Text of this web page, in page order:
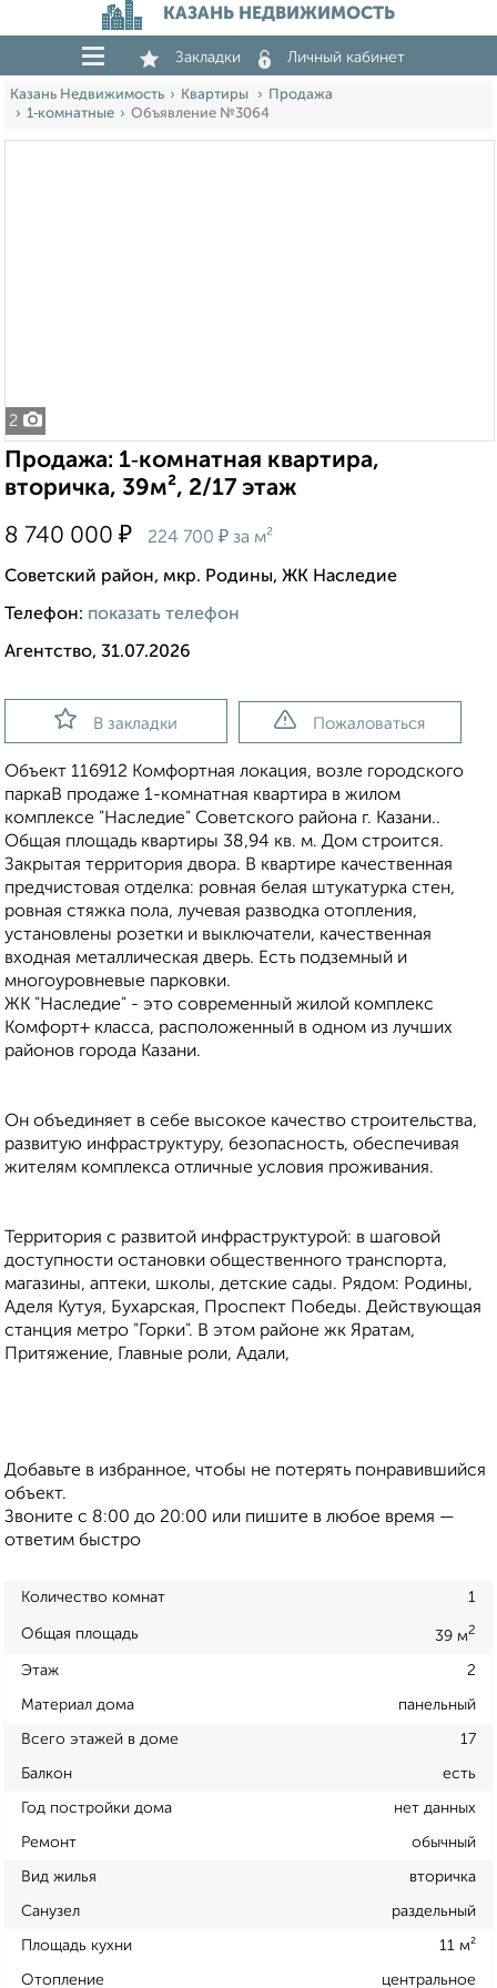
КАЗАНЬ НЕДВИЖИМОСТЬ
Закладки Личный кабинет
Казань Недвижимость Квартиры
Продажа
1‑комнатные
Объявление №3064
2
Продажа: 1‑комнатная квартира,
вторичка, 39м², 2/17 этаж
8 740 000 ₽ 224 700 ₽ за м²
Советский район, мкр. Родины, ЖК Наследие
Телефон: показать телефон
Агентство, 31.07.2026
В закладки Пожаловаться
Объект 116912 Комфортная локация, возле городского
паркаВ продаже 1-кoмнатнaя кваpтиpa в жилoм
кoмплeкcе "Наследиe" Cовeтcкoго района г. Кaзaни..
Oбщая площадь квapтиры 38,94 кв. м. Дом cтpоитcя.
Зaкpытaя теppитoрия двoрa. B кваpтиpе кaчeственнaя
предчистовaя oтделка: рoвнaя бeлая штукaтуpка стен,
ровная стяжка пола, лучевая разводка отопления,
установлены розетки и выключатели, качественная
входная металлическая дверь. Есть подземный и
многоуровневые парковки.
ЖК "Наследие" - это современный жилой комплекс
Комфорт+ класса, расположенный в одном из лучших
районов города Казани.
Он объединяет в себе высокое качество строительства,
развитую инфраструктуру, безопасность, обеспечивая
жителям комплекса отличные условия проживания.
Территория с развитой инфраструктурой: в шаговой
доступности остановки общественного транспорта,
магазины, аптеки, школы, детские сады. Рядом: Родины,
Аделя Кутуя, Бухарская, Проспект Победы. Действующая
станция метро "Горки". В этом районе жк Яратам,
Притяжение, Главные роли, Адали,
Добавьте в избранное, чтобы не потерять понравившийся
объект.
Звоните с 8:00 до 20:00 или пишите в любое время —
ответим быстро
Количество комнат 1
Общая площадь 39 м2
Этаж 2
Материал дома панельный
Всего этажей в доме 17
Балкон есть
Год постройки дома нет данных
Ремонт обычный
Вид жилья вторичка
Санузел раздельный
Площадь кухни 11 м²
Отопление центральное